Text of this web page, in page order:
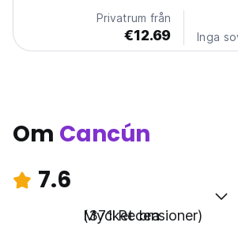
The hostel is a 5-minute walk from
Privatrum från
€12.69 Inga
Om Cancún
7.6
Mycket bra
(371 Recensioner)